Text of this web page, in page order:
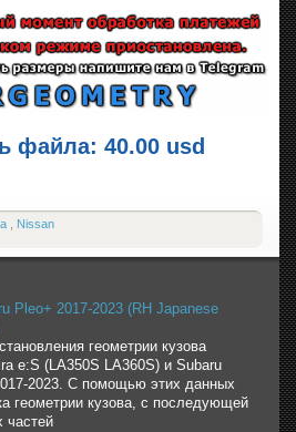
файла: 40.00 usd
, Nissan
Pleo+ 2017-2023 (RH Japanese
геометрии кузова
e:S (LA350S LA360S) и Subaru
2023. С помощью этих данных
геометрии кузова, с последующей
частей